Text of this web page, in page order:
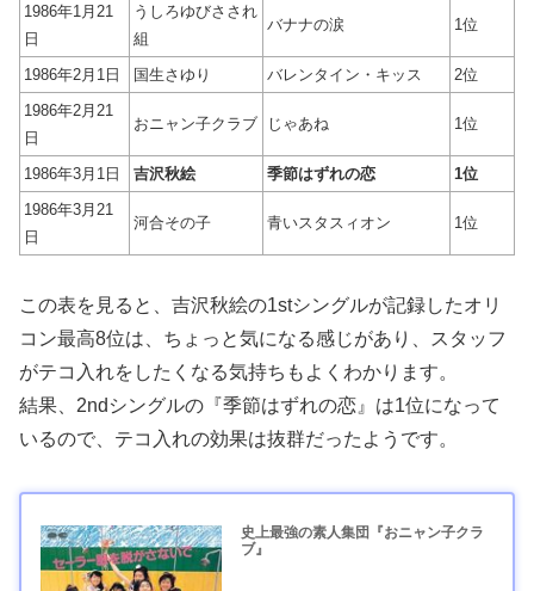
1986年1月21
日
うしろゆびさされ
組
バナナの涙 1位
1986年2月1日 国生さゆり バレンタイン・キッス
2位
1986年2月21
日
おニャン子クラブ じゃあね 1位
1986年3月1日 吉沢秋絵 季節はずれの恋
1位
1986年3月21
日
河合その子 青いスタスィオン 1位
この表を見ると、吉沢秋絵の1stシングルが記録したオリ
コン最高8位は、ちょっと気になる感じがあり、スタッフ
がテコ入れをしたくなる気持ちもよくわかります。
結果、2ndシングルの『季節はずれの恋』は1位になって
いるので、テコ入れの効果は抜群だったようです。
史上最強の素人集団『おニャン子クラ
ブ』